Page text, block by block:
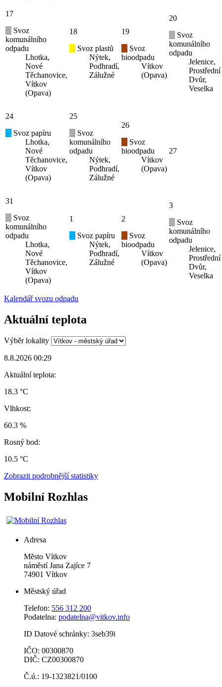
17
Svoz
komunálního
odpadu
Lhotka,
Nové
Těchanovice,
Vítkov
(Opava)
18
Svoz plastů
Nýtek,
Podhradí,
Zálužné
19
Svoz
bioodpadu
Vítkov
(Opava)
20
Svoz
komunálního
odpadu
Jelenice,
Prostřední
Dvůr,
Veselka
24
Svoz papíru
Lhotka,
Nové
Těchanovice,
Vítkov
(Opava)
25
Svoz
komunálního
odpadu
Nýtek,
Podhradí,
Zálužné
26
Svoz
bioodpadu
Vítkov
(Opava)
27
31
Svoz
komunálního
odpadu
Lhotka,
Nové
Těchanovice,
Vítkov
(Opava)
1
Svoz papíru
Nýtek,
Podhradí,
Zálužné
2
Svoz
bioodpadu
Vítkov
(Opava)
3
Svoz
komunálního
odpadu
Jelenice,
Prostřední
Dvůr,
Veselka
Kalendář svozu odpadu
Aktuální teplota
Výběr lokality
8.8.2026 00:29
Aktuální teplota:
18.3 °C
Vlhkost:
60.3 %
Rosný bod:
10.5 °C
Zobrazit podrobnější statistiky
Mobilní Rozhlas
Adresa
Město Vítkov
náměstí Jana Zajíce 7
74901 Vítkov
Městský úřad
Telefon: 556 312 200
Podatelna: podatelna@vitkov.info
ID Datové schránky: 3seb39i
IČO: 00300870
DIČ: CZ00300870
Č.ú.: 19-1323821/0100